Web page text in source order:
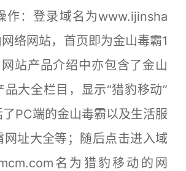
作：登录域名为www.ijinsha
络网站，首页即为金山毒霸1
站产品介绍中亦包含了金山
大全栏目，显示“猎豹移动”
PC端的金山毒霸以及生活服
网址大全等；随后点击进入域
名为猎豹移动的网